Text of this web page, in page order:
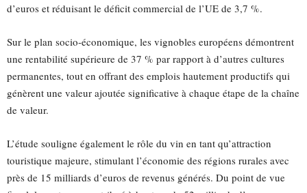
d’euros et réduisant le déficit commercial de l’UE de 3,7 %.
Sur le plan socio-économique, les vignobles européens démontrent
une rentabilité supérieure de 37 % par rapport à d’autres cultures
permanentes, tout en offrant des emplois hautement productifs qui
génèrent une valeur ajoutée significative à chaque étape de la chaîne
de valeur.
L’étude souligne également le rôle du vin en tant qu’attraction
touristique majeure, stimulant l’économie des régions rurales avec
près de 15 milliards d’euros de revenus générés. Du point de vue